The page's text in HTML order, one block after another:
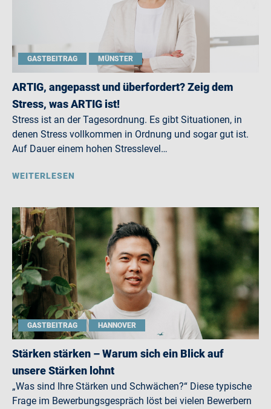
GASTBEITRAG MÜNSTER
ARTIG, angepasst und überfordert? Zeig dem
Stress, was ARTIG ist!
Stress ist an der Tagesordnung. Es gibt Situationen, in
denen Stress vollkommen in Ordnung und sogar gut ist.
Auf Dauer einem hohen Stresslevel…
WEITERLESEN
GASTBEITRAG HANNOVER
Stärken stärken – Warum sich ein Blick auf
unsere Stärken lohnt
„Was sind Ihre Stärken und Schwächen?“ Diese typische
Frage im Bewerbungsgespräch löst bei vielen Bewerbern